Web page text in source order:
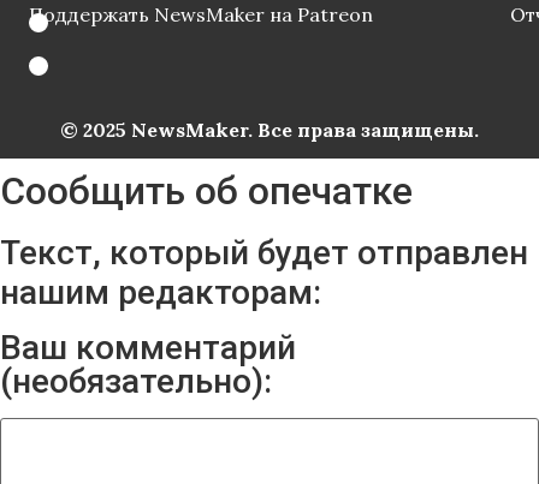
Поддержать NewsMaker на Patreon
© 2025 NewsMaker. Все права защищены.
Сообщить об опечатке
Текст, который будет отправлен
нашим редакторам:
Ваш комментарий
(необязательно):